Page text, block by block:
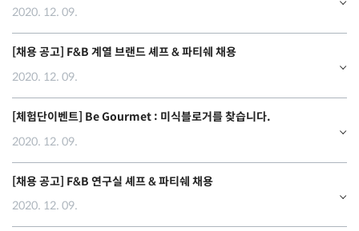
2020. 12. 09.
[채용 공고] F&B 계열 브랜드 셰프 & 파티쉐 채용
2020. 12. 09.
[체험단이벤트] Be Gourmet : 미식블로거를 찾습니다.
2020. 12. 09.
[채용 공고] F&B 연구실 셰프 & 파티쉐 채용
2020. 12. 09.